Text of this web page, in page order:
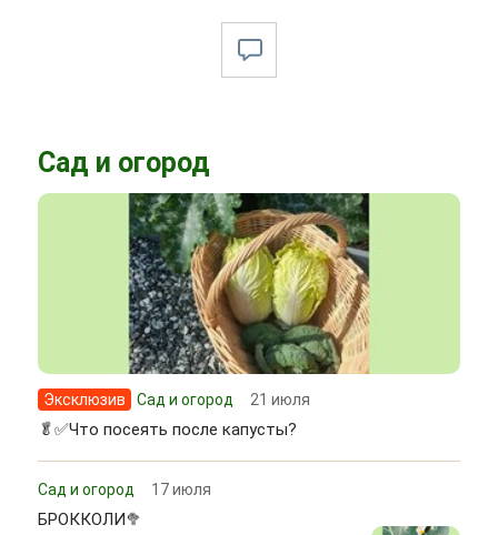
Сад и огород
Эксклюзив Сад и огород 21 июля
🥬✅Что посеять после капусты?
Сад и огород 17 июля
БРОККОЛИ🥦